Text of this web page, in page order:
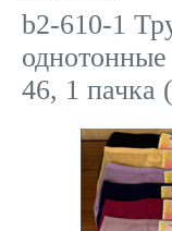
b2-610-1
46, 1 пачка